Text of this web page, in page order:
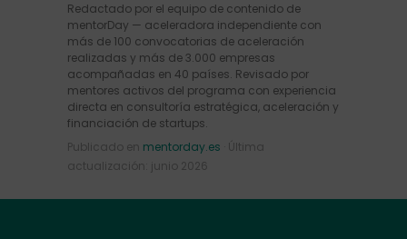
Redactado por el equipo de contenido de
mentorDay — aceleradora independiente con
más de 100 convocatorias de aceleración
realizadas y más de 3.000 empresas
acompañadas en 40 países. Revisado por
mentores activos del programa con experiencia
directa en consultoría estratégica, aceleración y
financiación de startups.
Publicado en mentorday.es · Última
actualización: junio 2026